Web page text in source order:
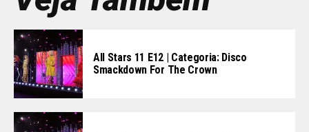
All Stars 11 E12 | Categoria: Disco
Smackdown For The Crown